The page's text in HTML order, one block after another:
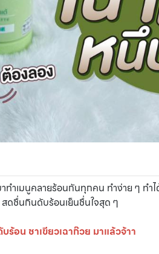
ทำเมนูคลายร้อนกันทุกคน ทำง่าย ๆ ท
ดชื่นกินดับร้อนเย็นชื่นใจสุด ๆ
บร้อน ชาเขียวเฉาก๊วย มาแล้วจ้าา
CMG